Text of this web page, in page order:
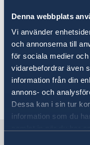
Denna webbplats
Vi använder
och annonserna till
för sociala medier
vidarebefordrar även
information från din
annons- och
Dessa kan i sin tur
information som du
大学、于默奥大学
各自的学校。
瑞典大学今年秋季
项目。单单硕士项
得了录取通知书。
联系瑞典驻上